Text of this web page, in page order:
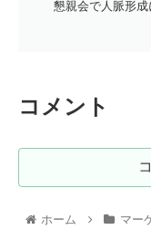
懇親会で人脈形
コメント
ホーム マー